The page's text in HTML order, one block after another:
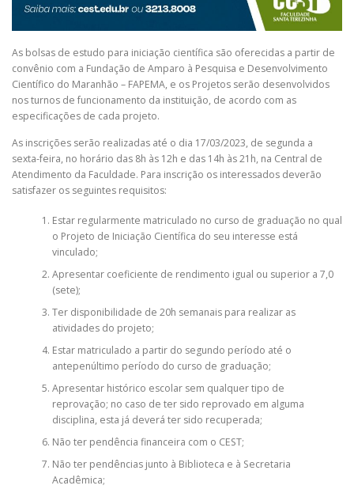
As bolsas de estudo para iniciação científica são oferecidas a partir de
convênio com a Fundação de Amparo à Pesquisa e Desenvolvimento
Científico do Maranhão – FAPEMA, e os Projetos serão desenvolvidos
nos turnos de funcionamento da instituição, de acordo com as
especificações de cada projeto.
As inscrições serão realizadas até o dia 17/03/2023, de segunda a
sexta-feira, no horário das 8h às 12h e das 14h às 21h, na Central de
Atendimento da Faculdade. Para inscrição os interessados deverão
satisfazer os seguintes requisitos:
Estar regularmente matriculado no curso de graduação no qual
o Projeto de Iniciação Científica do seu interesse está
vinculado;
Apresentar coeficiente de rendimento igual ou superior a 7,0
(sete);
Ter disponibilidade de 20h semanais para realizar as
atividades do projeto;
Estar matriculado a partir do segundo período até o
antepenúltimo período do curso de graduação;
Apresentar histórico escolar sem qualquer tipo de
reprovação; no caso de ter sido reprovado em alguma
disciplina, esta já deverá ter sido recuperada;
Não ter pendência financeira com o CEST;
Não ter pendências junto à Biblioteca e à Secretaria
Acadêmica;